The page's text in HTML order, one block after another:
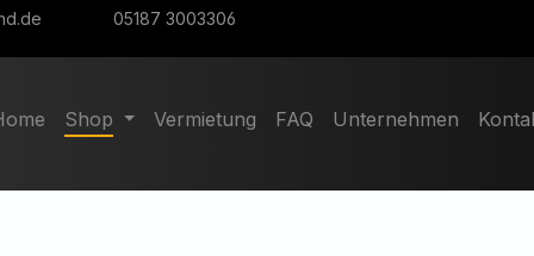
05187 3003306
Shop Vermietung FAQ Unternehmen